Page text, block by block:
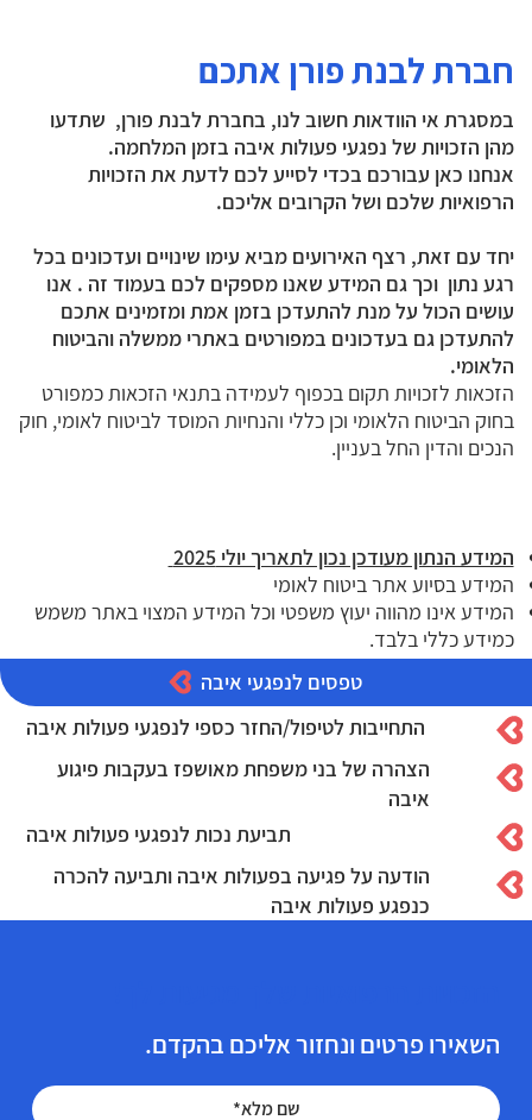
חברת לבנת פורן אתכם
במסגרת אי הוודאות חשוב לנו, בחברת לבנת פורן, שתדעו
מהן הזכויות של נפגעי פעולות איבה בזמן המלחמה.
אנחנו כאן עבורכם בכדי לסייע לכם לדעת את הזכויות
הרפואיות שלכם ושל הקרובים אליכם.
יחד עם זאת, רצף האירועים מביא עימו שינויים ועדכונים בכל
רגע נתון וכך גם המידע שאנו מספקים לכם בעמוד זה . אנו
עושים הכול על מנת להתעדכן בזמן אמת ומזמינים אתכם
להתעדכן גם בעדכונים במפורטים באתרי ממשלה והביטוח
הלאומי.
הזכאות לזכויות תקום בכפוף לעמידה בתנאי הזכאות כמפורט
בחוק הביטוח הלאומי וכן כללי והנחיות המוסד לביטוח לאומי, חוק
הנכים והדין החל בעניין.
המידע הנתון מעודכן נכון לתאריך יולי 2025
המידע בסיוע אתר ביטוח לאומי
המידע אינו מהווה יעוץ משפטי וכל המידע המצוי באתר משמש
כמידע כללי בלבד.
טפסים לנפגעי איבה
התחייבות לטיפול/החזר כספי לנפגעי פעולות איבה
הצהרה של בני משפחת מאושפז בעקבות פיגוע
איבה
תביעת נכות לנפגעי פעולות איבה
הודעה על פגיעה בפעולות איבה ותביעה להכרה
כנפגע פעולות איבה
השאירו פרטים ונחזור אליכם בהקדם.